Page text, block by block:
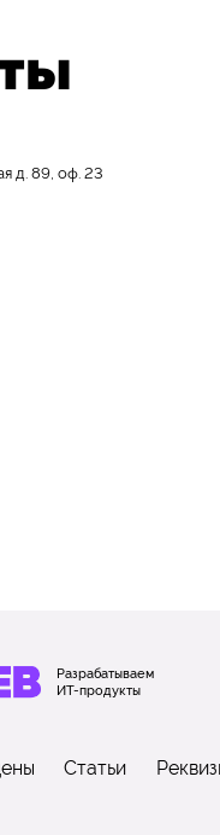
д. 89, оф. 23
Разрабатываем
ИТ-продукты
Статьи